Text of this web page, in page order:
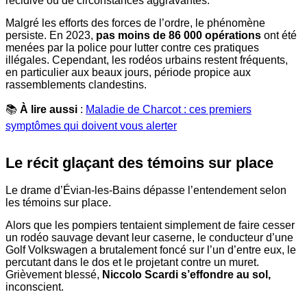
Malgré les efforts des forces de l’ordre, le phénomène
persiste. En 2023, pas moins de 86 000 opérations ont été
menées par la police pour lutter contre ces pratiques
illégales. Cependant, les rodéos urbains restent fréquents,
en particulier aux beaux jours, période propice aux
rassemblements clandestins.
📚 À lire aussi : Maladie de Charcot : ces premiers
symptômes qui doivent vous alerter
Le récit glaçant des témoins sur place
Le drame d’Évian-les-Bains dépasse l’entendement selon
les témoins sur place.
Alors que les pompiers tentaient simplement de faire cesser
un rodéo sauvage devant leur caserne, le conducteur d’une
Golf Volkswagen a brutalement foncé sur l’un d’entre eux, le
percutant dans le dos et le projetant contre un muret.
Grièvement blessé, Niccolo Scardi s’effondre au sol,
inconscient.